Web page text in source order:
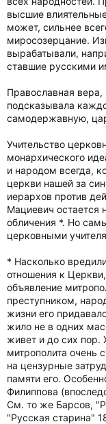
высшие
может, сильнее
миросозерцание.
вырабатывали,
ставшие русскими
Православная
подсказывала
самодержавную,
Учительство
монархического
и народом всегда,
церкви нашей за
иерархов против
Мациевич остается
обличения *. Но
церковными
* Насколько
отношения к
объявление
преступником,
жизни его
жило не в одних
живет и до сих пор.
митрополита очень
на цензурные
памяти его.
Филиппова
См. то же Барсов,
"Русская старина"